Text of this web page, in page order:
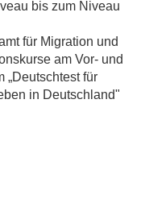
bis zum Niveau
für Migration und
am Vor- und
„Deutschtest für
in Deutschland"